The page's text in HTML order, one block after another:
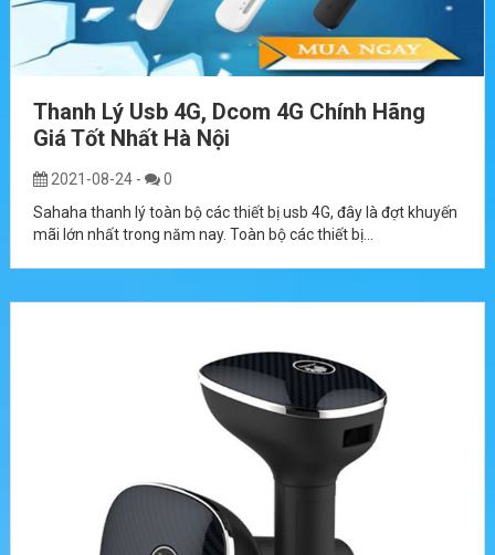
Thanh Lý Usb 4G, Dcom 4G Chính Hãng
Giá Tốt Nhất Hà Nội
2021-08-24 -
0
Sahaha thanh lý toàn bộ các thiết bị usb 4G, đây là đợt khuyến
mãi lớn nhất trong năm nay. Toàn bộ các thiết bị...